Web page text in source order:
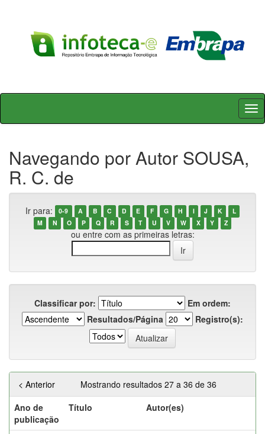
Skip
Navegando por Autor SOUSA,
R. C. de
Ir para: 0-9 A B C D E F G H I J K
L
M
N O P Q R S T U V W X Y Z
ou entre com as primeiras letras:
Classificar por:
Em ordem:
Resultados/Página
Registro(s):
Mostrando resultados 27 a 36 de 36
< Anterior
Ano de
publicação
Título Autor(es)